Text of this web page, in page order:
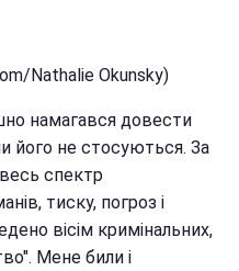
Nathalie Okunsky)
намагався довести
його не стосуються. За
спектр
тиску, погроз і
вісім кримінальних,
Мене били і